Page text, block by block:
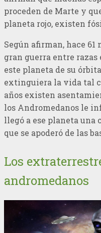
proceden de Marte y
planeta rojo, existen
Según afirman, hace 61
gran guerra entre
este planeta de su
extinguiera la vida tal
años existen
los Andromedanos le
llegó a ese planeta una
que se apoderó de las
Los
andromedanos